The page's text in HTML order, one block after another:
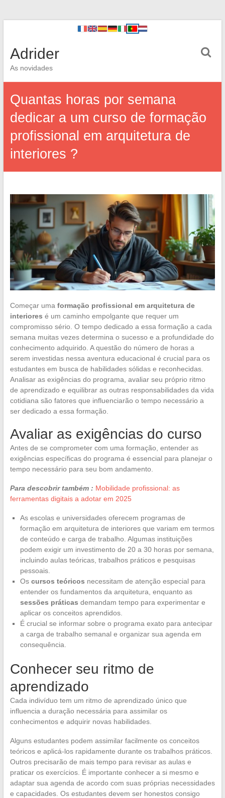
Adrider
As novidades
Quantas horas por semana
dedicar a um curso de formação
profissional em arquitetura de
interiores ?
Começar uma formação profissional em arquitetura de
interiores é um caminho empolgante que requer um
compromisso sério. O tempo dedicado a essa formação a cada
semana muitas vezes determina o sucesso e a profundidade do
conhecimento adquirido. A questão do número de horas a
serem investidas nessa aventura educacional é crucial para os
estudantes em busca de habilidades sólidas e reconhecidas.
Analisar as exigências do programa, avaliar seu próprio ritmo
de aprendizado e equilibrar as outras responsabilidades da vida
cotidiana são fatores que influenciarão o tempo necessário a
ser dedicado a essa formação.
Avaliar as exigências do curso
Antes de se comprometer com uma formação, entender as
exigências específicas do programa é essencial para planejar o
tempo necessário para seu bom andamento.
Para descobrir também : Mobilidade profissional: as
ferramentas digitais a adotar em 2025
As escolas e universidades oferecem programas de
formação em arquitetura de interiores que variam em termos
de conteúdo e carga de trabalho. Algumas instituições
podem exigir um investimento de 20 a 30 horas por semana,
incluindo aulas teóricas, trabalhos práticos e pesquisas
pessoais.
Os cursos teóricos necessitam de atenção especial para
entender os fundamentos da arquitetura, enquanto as
sessões práticas demandam tempo para experimentar e
aplicar os conceitos aprendidos.
É crucial se informar sobre o programa exato para antecipar
a carga de trabalho semanal e organizar sua agenda em
consequência.
Conhecer seu ritmo de
aprendizado
Cada indivíduo tem um ritmo de aprendizado único que
influencia a duração necessária para assimilar os
conhecimentos e adquirir novas habilidades.
Alguns estudantes podem assimilar facilmente os conceitos
teóricos e aplicá-los rapidamente durante os trabalhos práticos.
Outros precisarão de mais tempo para revisar as aulas e
praticar os exercícios. É importante conhecer a si mesmo e
adaptar sua agenda de acordo com suas próprias necessidades
e capacidades. Os estudantes devem ser honestos consigo